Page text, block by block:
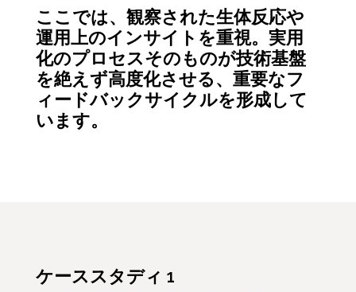
ここでは、観察された生体反応や
運用上のインサイトを重視。実用
化のプロセスそのものが技術基盤
を絶えず高度化させる、重要なフ
ィードバックサイクルを形成して
います。
ケーススタディ 1